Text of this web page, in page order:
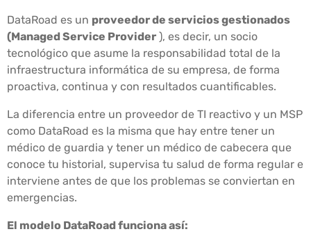
DataRoad es un proveedor de servicios gestionados
(Managed Service Provider ), es decir, un socio
tecnológico que asume la responsabilidad total de la
infraestructura informática de su empresa, de forma
proactiva, continua y con resultados cuantificables.
La diferencia entre un proveedor de TI reactivo y un MSP
como DataRoad es la misma que hay entre tener un
médico de guardia y tener un médico de cabecera que
conoce tu historial, supervisa tu salud de forma regular e
interviene antes de que los problemas se conviertan en
emergencias.
El modelo DataRoad funciona así: